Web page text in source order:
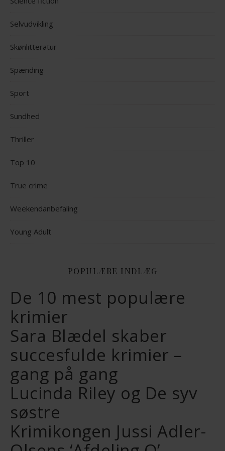
Selvudvikling
Skønlitteratur
Spænding
Sport
Sundhed
Thriller
Top 10
True crime
Weekendanbefaling
Young Adult
POPULÆRE INDLÆG
De 10 mest populære
krimier
Sara Blædel skaber
succesfulde krimier –
gang på gang
Lucinda Riley og De syv
søstre
Krimikongen Jussi Adler-